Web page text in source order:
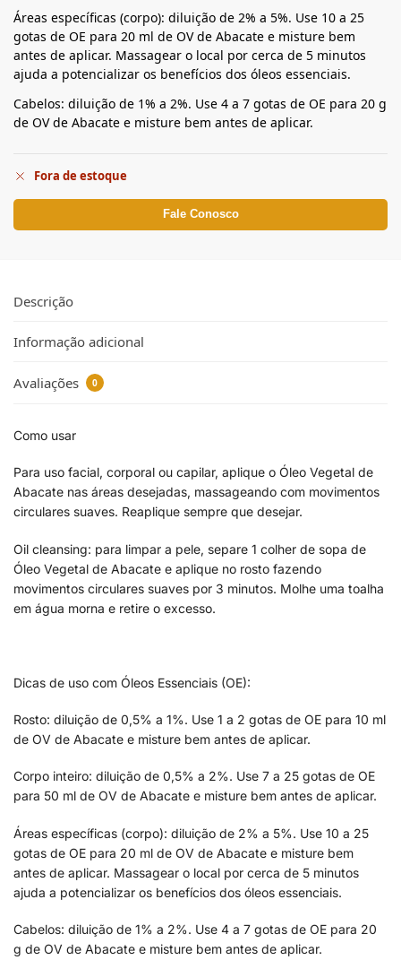
Áreas específicas (corpo): diluição de 2% a 5%. Use 10 a 25
gotas de OE para 20 ml de OV de Abacate e misture bem
antes de aplicar. Massagear o local por cerca de 5 minutos
ajuda a potencializar os benefícios dos óleos essenciais.
Cabelos: diluição de 1% a 2%. Use 4 a 7 gotas de OE para 20 g
de OV de Abacate e misture bem antes de aplicar.
Fora de estoque
Fale Conosco
Descrição
Informação adicional
Avaliações 0
Como usar
Para uso facial, corporal ou capilar, aplique o Óleo Vegetal de
Abacate nas áreas desejadas, massageando com movimentos
circulares suaves. Reaplique sempre que desejar.
Oil cleansing: para limpar a pele, separe 1 colher de sopa de
Óleo Vegetal de Abacate e aplique no rosto fazendo
movimentos circulares suaves por 3 minutos. Molhe uma toalha
em água morna e retire o excesso.
Dicas de uso com Óleos Essenciais (OE):
Rosto: diluição de 0,5% a 1%. Use 1 a 2 gotas de OE para 10 ml
de OV de Abacate e misture bem antes de aplicar.
Corpo inteiro: diluição de 0,5% a 2%. Use 7 a 25 gotas de OE
para 50 ml de OV de Abacate e misture bem antes de aplicar.
Áreas específicas (corpo): diluição de 2% a 5%. Use 10 a 25
gotas de OE para 20 ml de OV de Abacate e misture bem
antes de aplicar. Massagear o local por cerca de 5 minutos
ajuda a potencializar os benefícios dos óleos essenciais.
Cabelos: diluição de 1% a 2%. Use 4 a 7 gotas de OE para 20
g de OV de Abacate e misture bem antes de aplicar.